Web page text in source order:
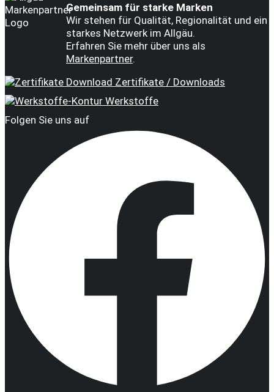
Gemeinsam für starke Marken
Wir stehen für Qualität, Regionalität und ein
starkes Netzwerk im Allgäu.
Erfahren Sie mehr über uns als
Markenpartner.
Zertifikate / Downloads
Werkstoffe
Folgen Sie uns auf